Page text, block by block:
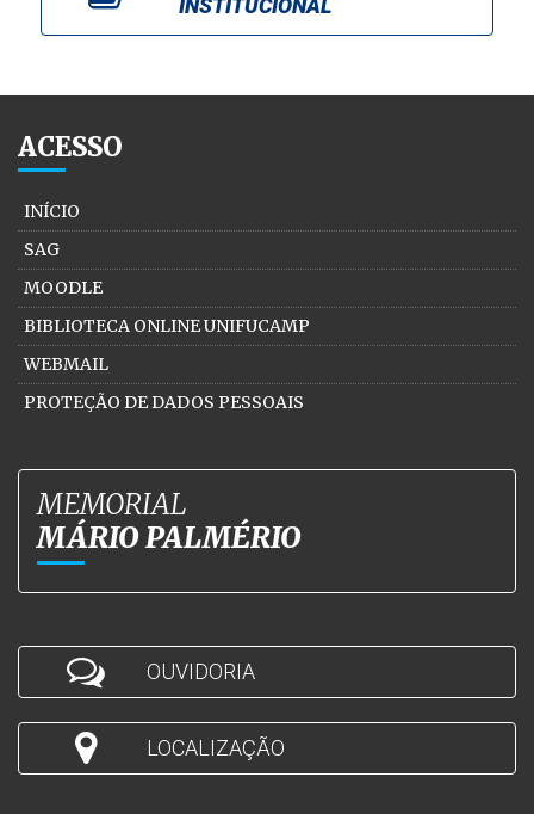
INSTITUCIONAL
ACESSO
INÍCIO
SAG
MOODLE
BIBLIOTECA ONLINE UNIFUCAMP
WEBMAIL
PROTEÇÃO DE DADOS PESSOAIS
MEMORIAL
MÁRIO PALMÉRIO
OUVIDORIA
LOCALIZAÇÃO